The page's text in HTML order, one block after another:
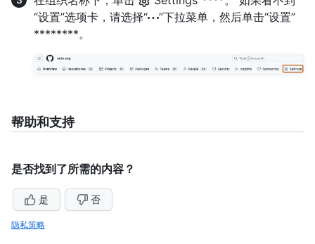
“设置”选项卡，请选择“
”下拉菜单，然后单击“设置”
********。
帮助和支持
是否找到了所需的内容？
是 否
隐私策略